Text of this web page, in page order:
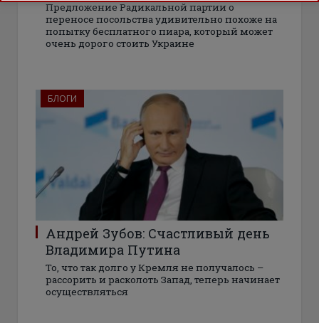
Предложение Радикальной партии о
переносе посольства удивительно похоже на
попытку бесплатного пиара, который может
очень дорого стоить Украине
БЛОГИ
Андрей Зубов: Счастливый день
Владимира Путина
То, что так долго у Кремля не получалось –
рассорить и расколоть Запад, теперь начинает
осуществляться